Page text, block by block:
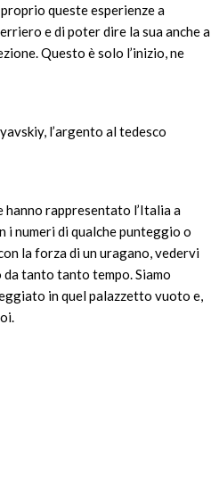
queste esperienze a
e di poter dire la sua anche a
Questo è solo l’inizio, ne
l’argento al tedesco
rappresentato l’Italia a
i numeri di qualche punteggio o
la forza di un uragano, vedervi
tanto tanto tempo. Siamo
in quel palazzetto vuoto e,